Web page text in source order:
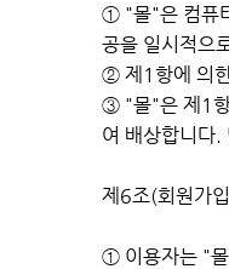
① "몰"은 컴퓨
공을 일시적으
② 제1항에 의
③ "몰"은 제1항
여 배상합니다.
제6조(회원가
① 이용자는 "몰